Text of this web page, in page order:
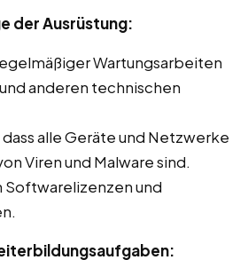
der Ausrüstung:
Wartungsarbeiten
anderen technischen
alle Geräte und Netzwerke
Viren und Malware sind.
Softwarelizenzen und